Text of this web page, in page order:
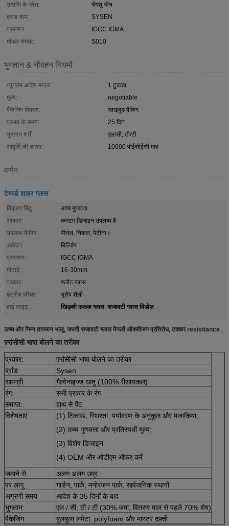
उत्पत्ति के प्लेस:
चेंगशु चीन
ब्रांड नाम:
SYSEN
प्रमाणन:
IGCC IGMA
मॉडल संख्या:
S010
भुगतान & नौवहन नियमों
न्यूनतम आदेश मात्रा:
1 टुकड़ा
मूल्य:
negotiable
पैकेजिंग विवरण:
प्लाइवुड पैकिंग
प्रसव के समय:
25 दिन
भुगतान शर्तें:
एल/सी, टी/टी
आपूर्ति की क्षमता:
10000 पीईसीईसी माह
वर्णन
टेम्पर्ड शावर ग्लास
विक्रय बिंदु:
उच्च गुणवत्ता
आकार:
कस्टम डिजाइन उपलब्ध है
उपलब्ध कैमिंग:
पीतल, निकल, पेटीना।
आवेदन:
बिल्डिंग
प्रमाणन:
IGCC IGMA
मोटाई:
16-30mm
प्रकार:
फ्लोट ग्लास
क्षेत्रीय फीचर:
यूरोप शैली
हाई लाइट:
खिड़की फलक ग्लास, सजावटी ग्लास विंडोज़
उच्च और निम्न तापमान भालू, जस्ती सजावटी ग्लास पैनलों ऑक्सीजन प्रतिरोध, टक्कर resisitance
फ़्रांसीसी भाषा बोलने का तरीका
प्रकार:
फ़्रांसीसी भाषा बोलने का तरीका
ब्रांड:
Sysen
सामग्री:
गैल्वेनाइज्ड धातु (100% रीसायकल)
रंग:
सभी प्रकार के रंग
समाप्त:
हाथ से पेंट
विशेषताएं:
(1) टिकाऊ, स्थिरता, पर्यावरण के अनुकूल और मजाकिया;
(2) उच्च गुणवत्ता और प्रतिस्पर्धी मूल्य;
(3) विशेष डिजाइन
(4) OEM और ओडीएम ऑफर करें
जमाने से
अलग अलग उम्र
पर लागू
गार्डन, पार्क, मनोरंजन पार्क, सार्वजनिक स्थानों
अग्रणी समय
आदेश के 35 दिनों के बाद
भुगतान:
एल / सी, टी / टी (30% जमा, वितरण माल से पहले 70% शेष)
पैकेजिंग:
बुलबुला लपेटा, polyfoam और मास्टर दफ़्ती